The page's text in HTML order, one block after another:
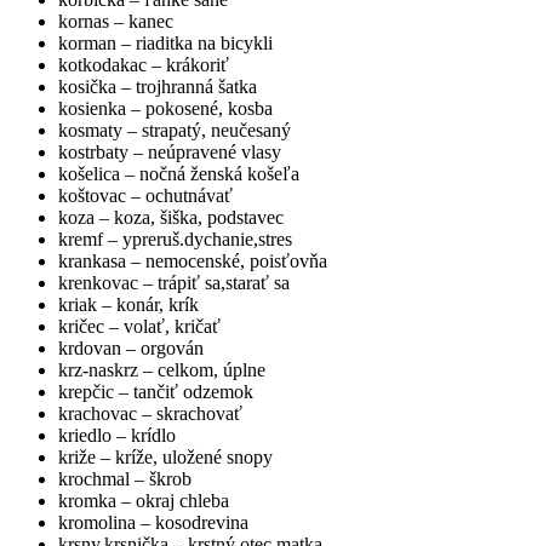
kornas – kanec
korman – riaditka na bicykli
kotkodakac – krákoriť
kosička – trojhranná šatka
kosienka – pokosené, kosba
kosmaty – strapatý, neučesaný
kostrbaty – neúpravené vlasy
košelica – nočná ženská košeľa
koštovac – ochutnávať
koza – koza, šiška, podstavec
kremf – ypreruš.dychanie,stres
krankasa – nemocenské, poisťovňa
krenkovac – trápiť sa,starať sa
kriak – konár, krík
kričec – volať, kričať
krdovan – orgován
krz-naskrz – celkom, úplne
krepčic – tančiť odzemok
krachovac – skrachovať
kriedlo – krídlo
križe – kríže, uložené snopy
krochmal – škrob
kromka – okraj chleba
kromolina – kosodrevina